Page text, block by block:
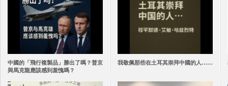
中國的「飛行複製品」勝出了嗎？普京
與馬克龍應該感到羞愧嗎？
我敬佩那些在土耳其崇拜中國的人……